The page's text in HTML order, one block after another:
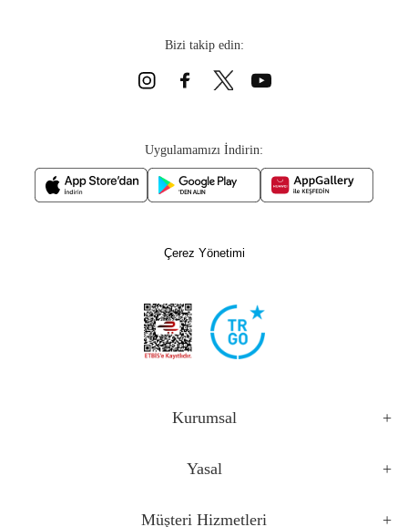
Bizi takip edin:
Uygulamamızı İndirin:
Çerez Yönetimi
Kurumsal
Yasal
Müşteri Hizmetleri